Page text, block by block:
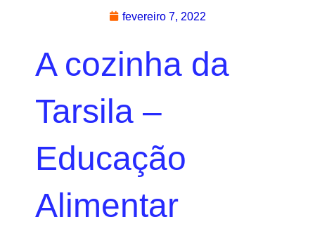
fevereiro 7, 2022
A cozinha da
Tarsila –
Educação
Alimentar